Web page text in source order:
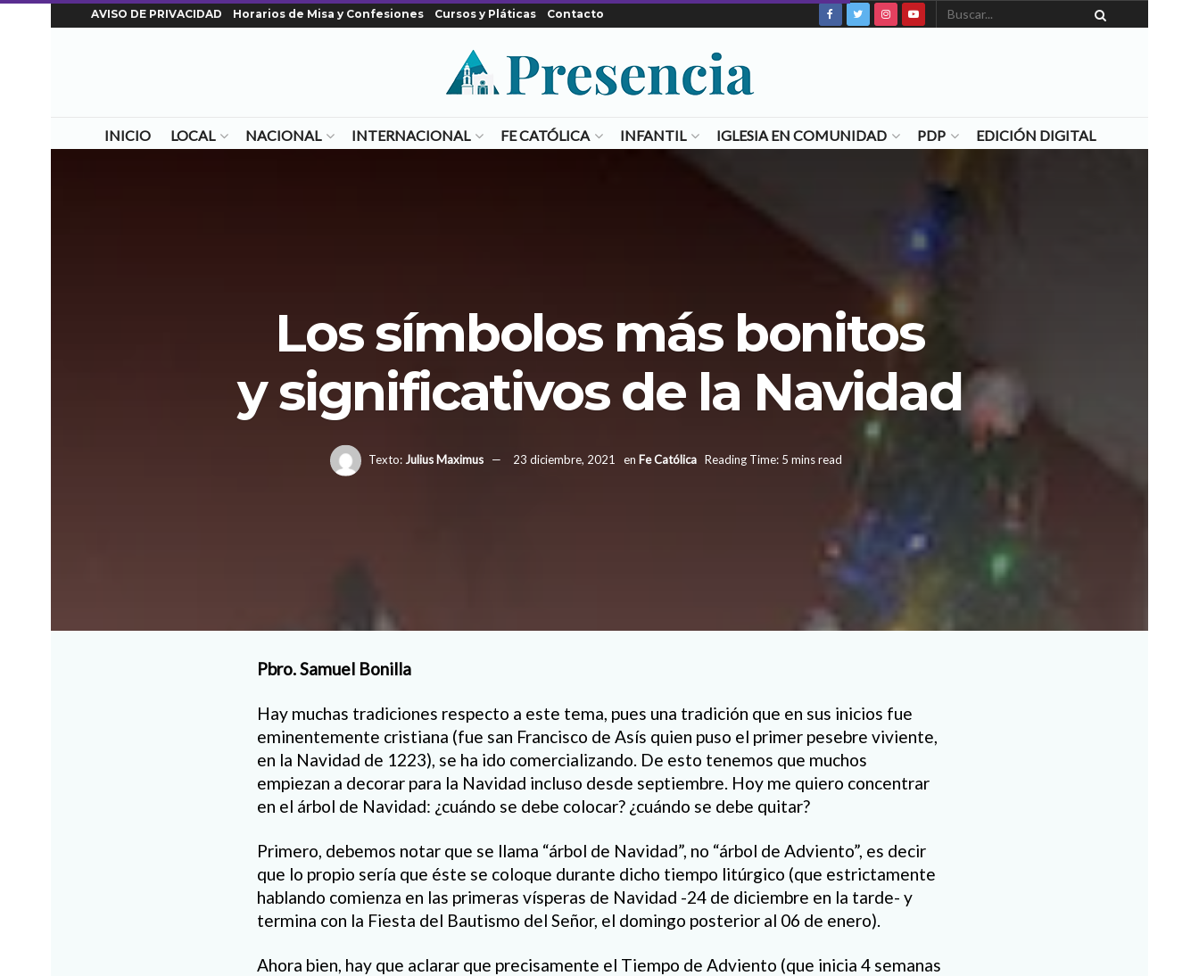
AVISO DE PRIVACIDAD Horarios de Misa y Confesiones Cursos y Pláticas Contacto
INICIO LOCAL NACIONAL INTERNACIONAL FE CATÓLICA INFANTIL IGLESIA EN COMUNIDAD PDP EDICIÓN DIGITAL
Los símbolos más bonitos
y significativos de la Navidad
Texto: Julius Maximus 23 diciembre, 2021 en Fe Católica Reading Time: 5 mins read
Pbro. Samuel Bonilla
Hay muchas tradiciones respecto a este tema, pues una tradición que en sus inicios fue
eminentemente cristiana (fue san Francisco de Asís quien puso el primer pesebre viviente,
en la Navidad de 1223), se ha ido comercializando. De esto tenemos que muchos
empiezan a decorar para la Navidad incluso desde septiembre. Hoy me quiero concentrar
en el árbol de Navidad: ¿cuándo se debe colocar? ¿cuándo se debe quitar?
Primero, debemos notar que se llama “árbol de Navidad”, no “árbol de Adviento”, es decir
que lo propio sería que éste se coloque durante dicho tiempo litúrgico (que estrictamente
hablando comienza en las primeras vísperas de Navidad -24 de diciembre en la tarde- y
termina con la Fiesta del Bautismo del Señor, el domingo posterior al 06 de enero).
Ahora bien, hay que aclarar que precisamente el Tiempo de Adviento (que inicia 4 semanas